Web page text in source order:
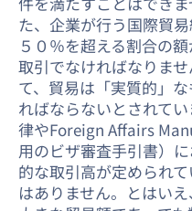
た、企業が行う国際貿
５０％を超える割合の
取引でなければなりま
て、貿易は「実質的」
ればならないとされて
律やForeign Affairs
用のビザ審査手引書）
的な取引高が定められ
はありません。とはい